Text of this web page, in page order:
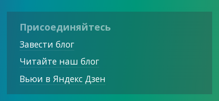
Присоединяйтесь
Завести блог
Читайте наш блог
Вьюи в Яндекс Дзен